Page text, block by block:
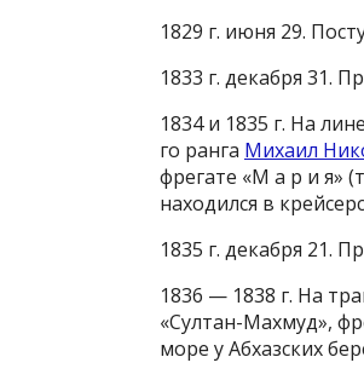
1829 г. июня 29.
1833 г. декабря 31.
1834 и 1835 г. На
го ранга Михаил
фрегате «М а р и я»
находился в
1835 г. декабря 21.
1836 — 1838 г. На
«Султан-Махмуд»,
море у Абхазских